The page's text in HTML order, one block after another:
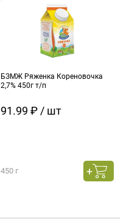
БЗМЖ Ряженка Кореновочка
2,7% 450г т/п
91.99 ₽ / шт
450 г